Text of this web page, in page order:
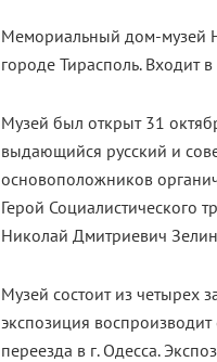
Мемориальный дом-музей
городе Тирасполь. Входит
Музей был открыт 31
выдающийся русский и
основоположников
Герой Социалистического
Николай Дмитриевич
Музей состоит из четырех
экспозиция
переезда в г. Одесса.